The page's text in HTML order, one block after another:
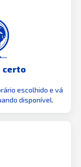
certo
escolhido e vá
disponível.